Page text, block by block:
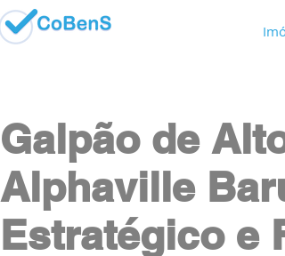
Galpão de
Alphaville
Estratégico e